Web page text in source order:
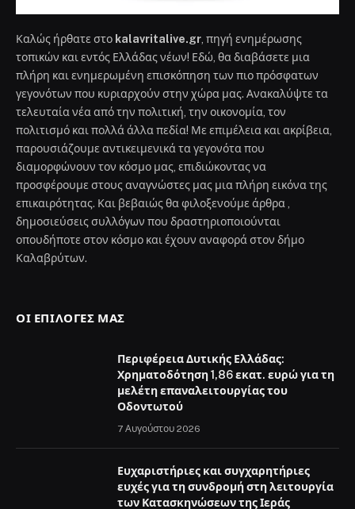
Καλώς ήρθατε στο kalavritalive.gr, πηγή ενημέρωσης
τοπικών και εντός Ελλάδας νέων! Εδώ, θα διαβάσετε μια
πλήρη και ενημερωμένη επισκόπηση των πιο πρόσφατων
γεγονότων που κυριαρχούν στην χώρα μας. Ανακαλύψτε τα
τελευταία νέα από την πολιτική, την οικονομία, τον
πολιτισμό και πολλά άλλα πεδία! Με επιμέλεια και ακρίβεια,
παρουσιάζουμε αντικειμενικά τα γεγονότα που
διαμορφώνουν τον κόσμο μας, επιδιώκοντας να
προσφέρουμε στους αναγνώστες μας μια πλήρη εικόνα της
επικαιρότητας. Και βεβαιώς θα φιλοξενούμε άρθρα ,
δημοσιεύσεις συλλόγων που δραστηριοποιούνται
οπουδήποτε στον κόσμο και έχουν αναφορά στον δήμο
Καλαβρύτων.
ΟΙ ΕΠΙΛΟΓΈΣ ΜΑΣ
Περιφέρεια Δυτικής Ελλάδας:
Χρηματοδότηση 1,86 εκατ. ευρώ για τη
μελέτη επαναλειτουργίας του
Οδοντωτού
7 Αυγούστου 2026
Ευχαριστήριες και συγχαρητήριες
ευχές για τη συνδρομή στη λειτουργία
των Κατασκηνώσεων της Ιεράς